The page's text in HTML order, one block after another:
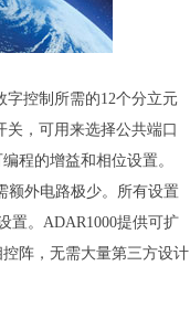
字控制所需的12个分立元
，可用来选择公共端口
程的增益和相位设置。
额外电路极少。所有设置
置。ADAR1000提供可扩
阵，无需大量第三方设计